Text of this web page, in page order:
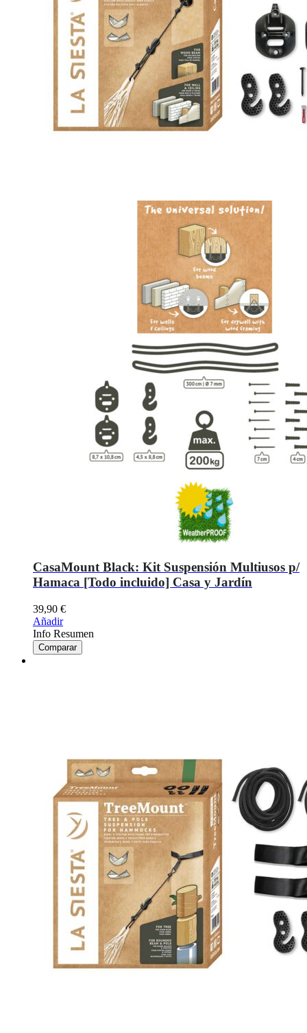
CasaMount Black: Kit Suspensión Multiusos p/
Hamaca [Todo incluido] Casa y Jardín
39,90 €
Añadir
Info Resumen
Comparar